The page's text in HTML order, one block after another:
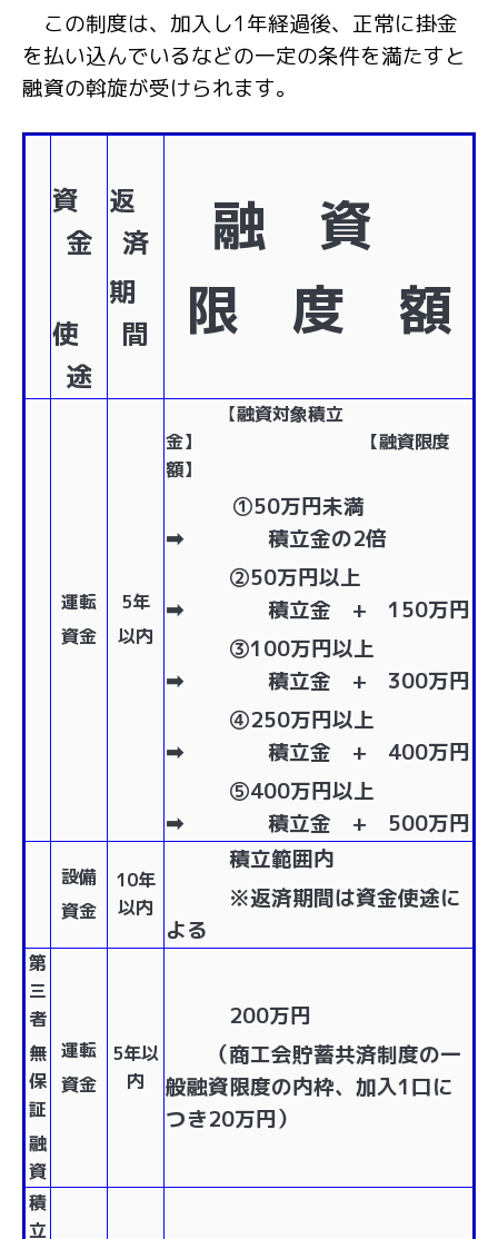
この制度は、加入し1年経過後、正常に掛金
を払い込んでいるなどの一定の条件を満たすと
融資の斡旋が受けられます。
資
金
使
途
返
済
期
間
融 資
限 度 額
運転
資金
5年
以内
【融資対象積立
金】 【融資限度
額】
①50万円未満
➡ 積立金の2倍
②50万円以上
➡ 積立金 + 150万円
③100万円以上
➡ 積立金 + 300万円
④250万円以上
➡ 積立金 + 400万円
⑤400万円以上
➡ 積立金 + 500万円
設備
資金
10年
以内
積立範囲内
※返済期間は資金使途に
よる
第
三
者
無
保
証
融
資
運転
資金
5年以
内
200万円
（商工会貯蓄共済制度の一
般融資限度の内枠、加入1口に
つき20万円）
積
立